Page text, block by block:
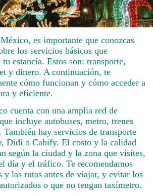
es importante que conozcas
los servicios básicos que
tu estancia. Estos son: transporte,
y dinero. A continuación, te
cómo funcionan y cómo acceder a
y eficiente.
cuenta con una amplia red de
incluye autobuses, metro, trenes
También hay servicios de transporte
Didi o Cabify. El costo y la calidad
según la ciudad y la zona que visites,
día y el tráfico. Te recomendamos
y las rutas antes de viajar, y evitar los
o que no tengan taxímetro.